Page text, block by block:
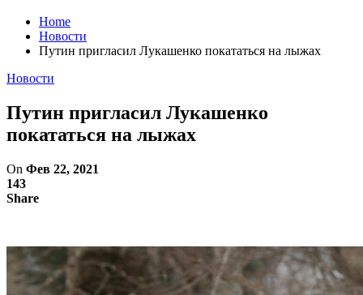
Home
Новости
Путин пригласил Лукашенко покататься на лыжах
Новости
Путин пригласил Лукашенко
покататься на лыжах
On Фев 22, 2021
143
Share